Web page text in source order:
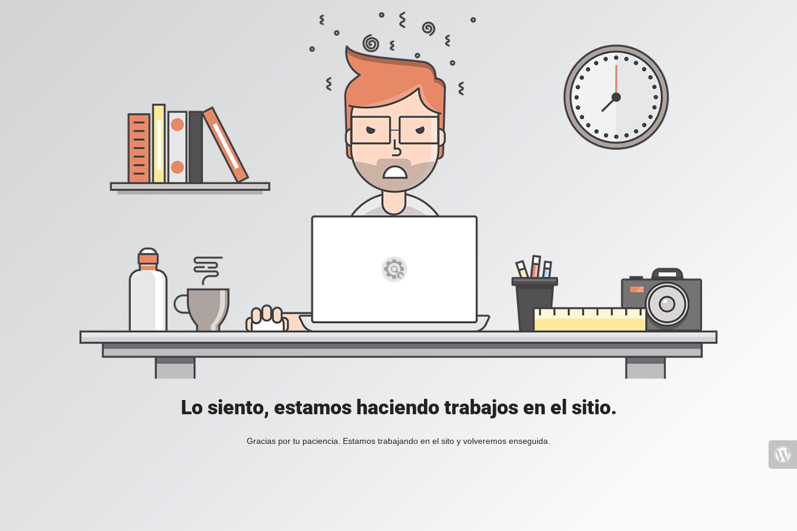
Lo siento, estamos haciendo trabajos en el sitio.
Gracias por tu paciencia. Estamos trabajando en el sito y volveremos enseguida.